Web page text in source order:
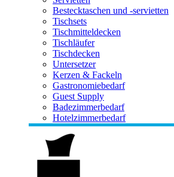
Bestecktaschen und -servietten
Tischsets
Tischmitteldecken
Tischläufer
Tischdecken
Untersetzer
Kerzen & Fackeln
Gastronomiebedarf
Guest Supply
Badezimmerbedarf
Hotelzimmerbedarf